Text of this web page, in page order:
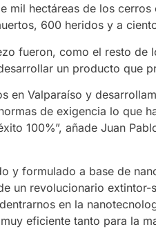
mil hectáreas de los
600 heridos y a
fueron, como el resto de
un producto que
en Valparaíso y
de exigencia lo que
100%”, añade Juan
y formulado a base de
un revolucionario extintor-
en la
eficiente tanto para la